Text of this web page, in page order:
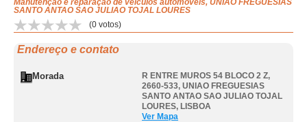
Manutenção e reparação de veículos automóveis, UNIAO FREGUESIAS
SANTO ANTAO SAO JULIAO TOJAL LOURES
(0 votos)
Endereço e contato
Morada
R ENTRE MUROS 54 BLOCO 2 Z,
2660-533, UNIAO FREGUESIAS
SANTO ANTAO SAO JULIAO TOJAL
LOURES, LISBOA
Ver Mapa